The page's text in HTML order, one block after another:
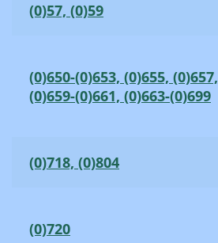
(0)57, (0)59
(0)650-(0)653, (0)655, (0)657,
(0)659-(0)661, (0)663-(0)699
(0)718, (0)804
(0)720